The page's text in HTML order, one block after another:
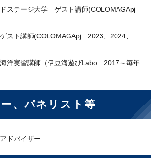
ドステージ大学 ゲスト講師(COLOMAGApj
スト講師(COLOMAGApj 2023、2024、
洋実習講師（伊豆海遊びLabo 2017～毎年
、パネリスト等
ドバイザー